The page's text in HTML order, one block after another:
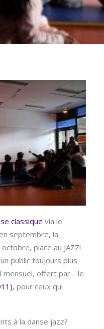
classique via le
septembre, la
place au JAZZ!
public toujours plus
mensuel, offert par… le
, pour ceux qui
à la danse jazz?